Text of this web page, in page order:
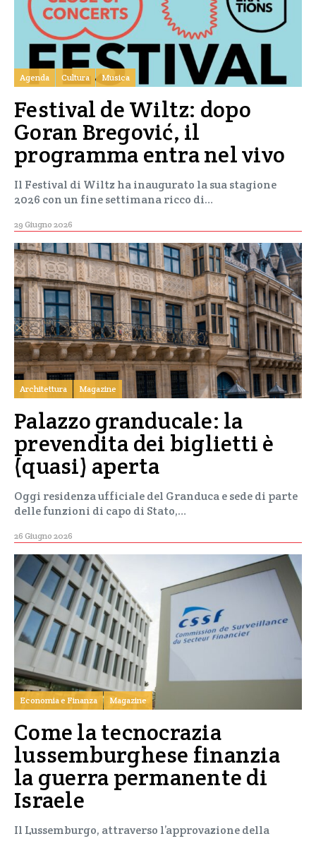
Agenda Cultura Musica
Festival de Wiltz: dopo
Goran Bregović, il
programma entra nel vivo
Il Festival di Wiltz ha inaugurato la sua stagione
2026 con un fine settimana ricco di…
29 Giugno 2026
Architettura Magazine
Palazzo granducale: la
prevendita dei biglietti è
(quasi) aperta
Oggi residenza ufficiale del Granduca e sede di parte
delle funzioni di capo di Stato,…
26 Giugno 2026
Economia e Finanza Magazine
Come la tecnocrazia
lussemburghese finanzia
la guerra permanente di
Israele
Il Lussemburgo, attraverso l’approvazione della